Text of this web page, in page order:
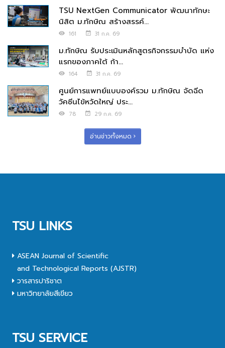
TSU NextGen Communicator พัฒนาทักษะ
นิสิต ม.ทักษิณ สร้างสรรค์...
161 31 ก.ค. 69
ม.ทักษิณ รับประเมินหลักสูตรกิจกรรมบำบัด แห่ง
แรกของภาคใต้ ก้า...
164 31 ก.ค. 69
ศูนย์การแพทย์แบบองค์รวม ม.ทักษิณ จัดฉีด
วัคซีนไข้หวัดใหญ่ ประ...
78 29 ก.ค. 69
อ่านข่าวทั้งหมด
TSU LINKS
ASEAN Journal of Scientific
and Technological Reports (AJSTR)
วารสารปาริชาต
มหาวิทยาลัยสีเขียว
TSU SERVICE